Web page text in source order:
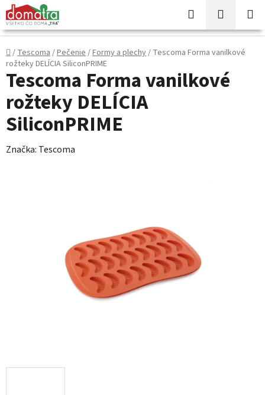
Prejsť
na
obsah
Hľadať
KOŠÍK
Domov
/Tescoma/Pečenie/Formy a plechy/ Tescoma Forma vanilkové
rožteky DELÍCIA SiliconPRIME
Tescoma Forma vanilkové
rožteky DELÍCIA
SiliconPRIME
Značka: Tescoma